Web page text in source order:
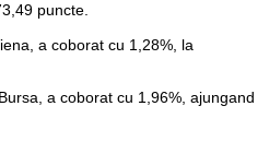
puncte.
a coborat cu 1,28%, la
a coborat cu 1,96%, ajungand